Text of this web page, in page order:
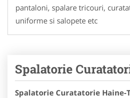
pantaloni, spalare tricouri,
uniforme si salopete etc
Spalatorie
Spalatorie Curatatorie Haine-